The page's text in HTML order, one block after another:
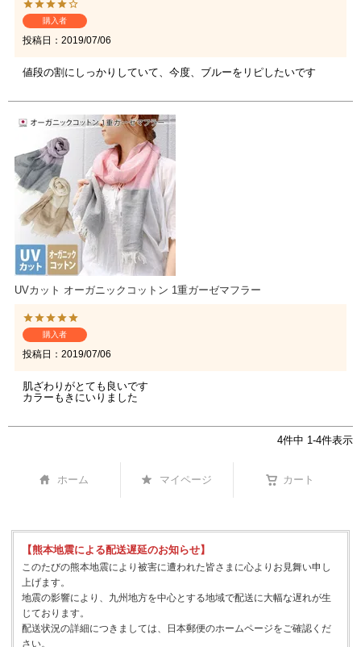
購入者
投稿日 2019/07/06
値段の割にしっかりしていて、今度、ブルーをリピしたいです
UVカット オーガニックコットン 1重ガーゼマフラー
購入者
投稿日 2019/07/06
肌ざわりがとても良いです
カラーもきにいりました
4件中 1-4件表示
ホーム マイページ カート
【熊本地震による配送遅延のお知らせ】
このたびの熊本地震により被害に遭われた皆さまに心よりお見舞い申し
上げます。
地震の影響により、九州地方を中心とする地域で配送に大幅な遅れが生
じております。
配送状況の詳細につきましては、日本郵便のホームページをご確認くだ
さい。